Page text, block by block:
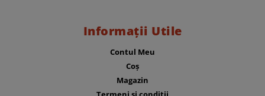
Informații Utile
Contul Meu
Coș
Magazin